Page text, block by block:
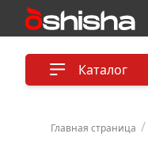
Каталог
Главная страница /